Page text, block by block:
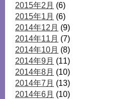
2015年2月 (6)
2015年1月 (6)
2014年12月 (9)
2014年11月 (7)
2014年10月 (8)
2014年9月 (11)
2014年8月 (10)
2014年7月 (13)
2014年6月 (10)